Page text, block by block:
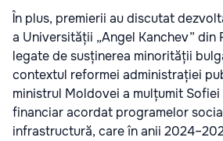
În plus, premierii au discutat
a Universității „Angel Kanchev” din
legate de susținerea minorității
contextul reformei administrației
ministrul Moldovei a mulțumit
financiar acordat programelor
infrastructură, care în anii